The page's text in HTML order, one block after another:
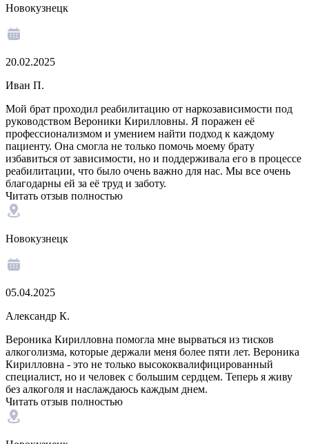
Новокузнецк
20.02.2025
Иван П.
Мой брат проходил реабилитацию от наркозависимости под
руководством Вероники Кирилловны. Я поражен её
профессионализмом и умением найти подход к каждому
пациенту. Она смогла не только помочь моему брату
избавиться от зависимости, но и поддерживала его в процессе
реабилитации, что было очень важно для нас. Мы все очень
благодарны ей за её труд и заботу.
Читать отзыв полностью
Новокузнецк
05.04.2025
Александр К.
Вероника Кирилловна помогла мне вырваться из тисков
алкоголизма, которые держали меня более пяти лет. Вероника
Кирилловна - это не только высококвалифицированный
специалист, но и человек с большим сердцем. Теперь я живу
без алкоголя и наслаждаюсь каждым днем.
Читать отзыв полностью